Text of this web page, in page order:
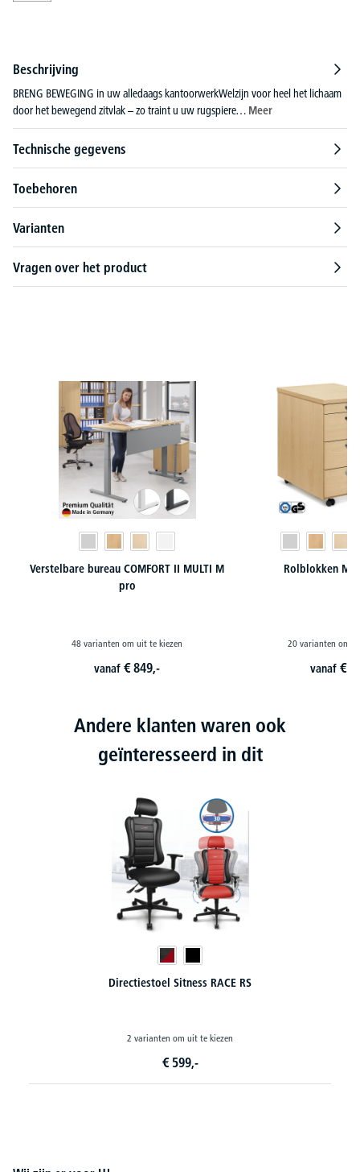
Beschrijving
BRENG BEWEGING in uw alledaags kantoorwerkWelzijn voor heel het lichaam
door het bewegend zitvlak – zo traint u uw rugspiere… Meer
Technische gegevens
Toebehoren
Varianten
Vragen over het product
Verstelbare bureau COMFORT II MULTI M
pro
48 varianten om uit te kiezen
vanaf€ 849,-
Rolblokken
20 varianten om
vanaf€
Andere klanten waren ook
geïnteresseerd in dit
Bureaustoel VADINO
20 varianten om uit te kiezen